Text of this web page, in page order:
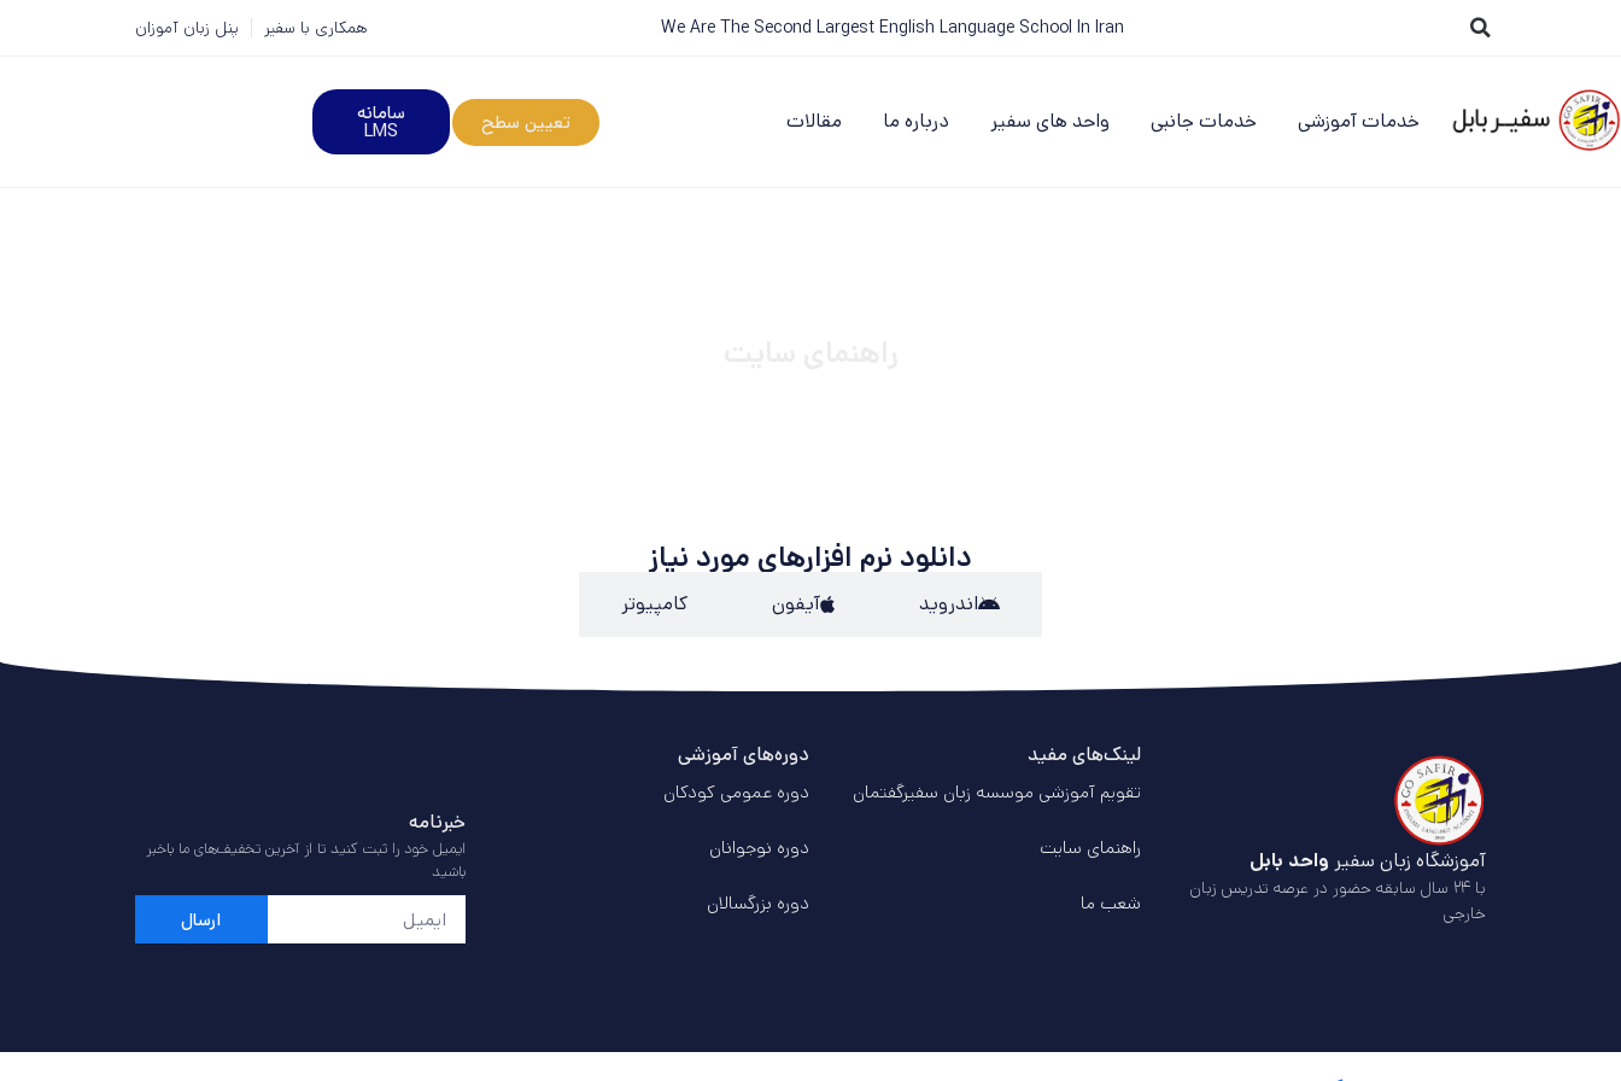
We Are The Second Largest English Language School In Iran همکاری با سفیر پنل زبان آموزان
خدمات آموزشی خدمات جانبی واحد های سفیر درباره ما مقالات تعیین سطح سامانه
LMS
دانلود نرم افزارهای مورد نیاز
اندروید آیفون کامپیوتر
آموزشگاه زبان سفیر واحد بابل
با ۲۴ سال سابقه حضور در عرصه تدریس زبان
خارجی
لینک‌های مفید
تقویم آموزشی موسسه زبان سفیرگفتمان
راهنمای سایت
شعب ما
دوره‌های آموزشی
دوره عمومی کودکان
دوره‌ نوجوانان
دوره‌ بزرگسالان
خبرنامه
ایمیل خود را ثبت کنید تا از آخرین تخفیف‌های ما باخبر
باشید
ارسال